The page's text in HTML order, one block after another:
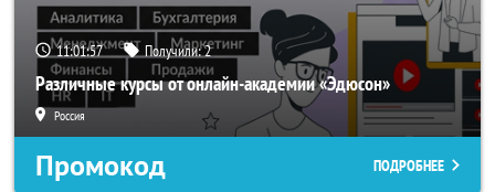
11:01:54 Получили:2
Различные курсы от онлайн-академии «Эдюсон»
Россия
Промокод ПОДРОБНЕЕ